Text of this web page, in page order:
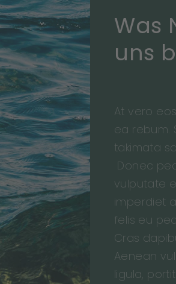
Was
uns
At vero
ea rebum.
takimata
Donec
vulputate
imperdiet
felis eu
Cras
Aenean
ligula,